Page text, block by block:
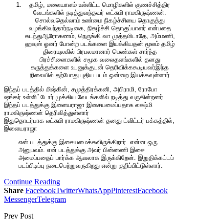
தமிழ், மலையாளம் உள்ளிட்ட மொழிகளில் குணச்சித்திர
வேடங்களில் நடித்துவந்தவர் லட்சுமி ராமகிருஷ்ணன்.
சொல்வதெல்லாம் உண்மை நிகழ்ச்சியை தொகுத்து
வழங்கிவந்தார்நடிகை, நிகழ்ச்சி தொகுப்பாளர் என்பதை
கடந்துஆரோகணம், நெருங்கி வா முத்தமிடாதே, அம்மணி,
ஹவுஸ் ஓனர் போன்ற படங்களை இயக்கியதன் மூலம் தமிழ்
திரையுலகில் பிரபலமானார் பெண்கள் சார்ந்த
பிரச்சினைகளில் சமூக வலைதளங்களில் தனது
கருத்துக்களை உடனுக்குடன் தெரிவிக்ககூடியவர்இந்த
நிலையில் தற்போது புதிய படம் ஒன்றை இயக்கவுள்ளார்
இந்தப் படத்தில் மிஷ்கின், சமுத்திரக்கனி, அபிராமி, ரோபோ
ஷங்கர் உள்ளிட்டோர் முக்கிய வேடங்களில் நடித்து வருகின்றனர்.
இந்தப் படத்துக்கு இளையராஜா இசையமைப்பதாக லக்ஷ்மி
ராமகிருஷ்ணன் தெரிவித்துள்ளார்
இதுதொடர்பாக லட்சுமி ராமகிருஷ்ணன் தனது ட்விட்டர் பக்கத்தில்,
இளையராஜா
என் படத்துக்கு இசையமைக்கவிருக்கிறார். என்ன ஒரு
அனுபவம். என் படத்துக்கு அவர் பின்னணி இசை
அமைப்பதைப் பார்க்க ஆவலாக இருக்கிறேன். இறுதிக்கட்டப்
படப்பிடிப்பு நடைபெற்றுவருகிறது என்று குறிப்பிட்டுள்ளார்.
Continue Reading
Share FacebookTwitterWhatsAppPinterestFacebook
MessengerTelegram
Prev Post